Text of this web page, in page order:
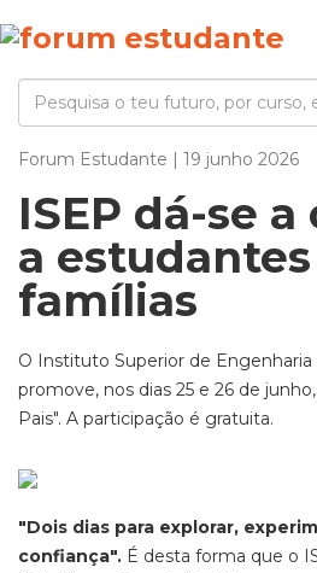
Forum Estudante | 19 junho 2026
ISEP dá-se
a
famílias
O Instituto Superior de
promove, nos dias 25 e 26 de
Pais". A participação é gratuita.
"Dois dias para explorar,
confiança". É desta forma que o